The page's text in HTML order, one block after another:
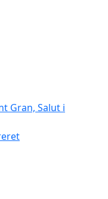
Gran, Salut i